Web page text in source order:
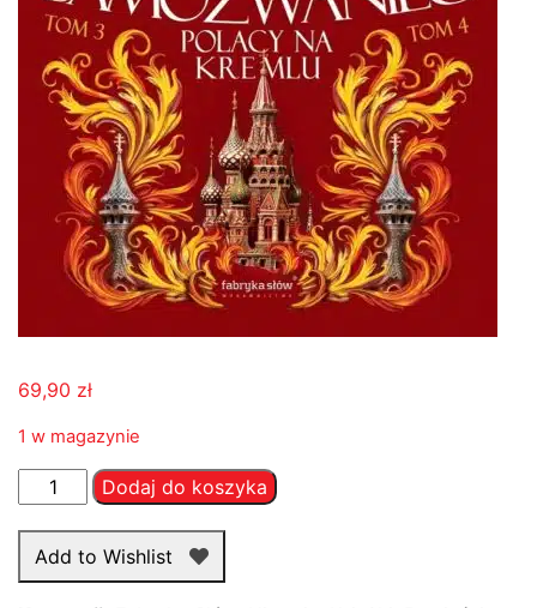
69,90 zł
1 w magazynie
ilość
Samozwaniec.
Tom
3-
Dodaj do koszyka
Add to Wishlist